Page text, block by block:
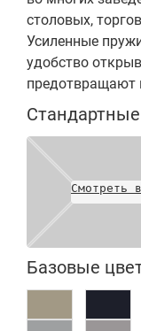
столовых,
Усиленные
удобство
предотвращают
Стандартные
Смотреть
Базовые